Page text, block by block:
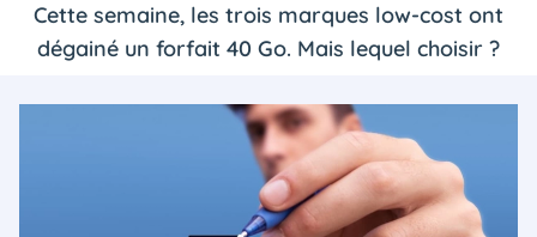
Cette semaine, les trois marques low-cost ont
dégainé un forfait 40 Go. Mais lequel choisir ?